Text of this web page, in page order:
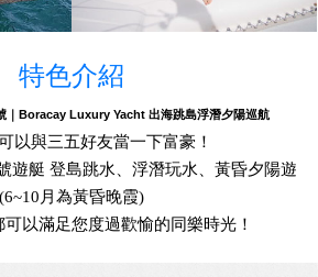
特色介紹
｜Boracay Luxury Yacht 出海跳島浮潛夕陽巡航
以與三五好友當一下富豪！
遊艇 登島跳水、浮潛玩水、黃昏夕陽遊
(6~10月為黃昏晚霞)
以滿足您度過歡愉的同樂時光！